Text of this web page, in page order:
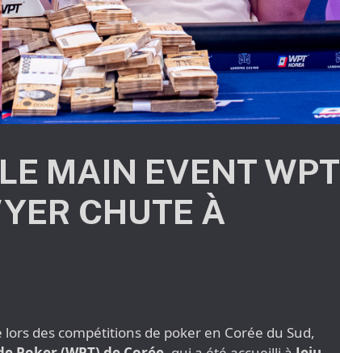
MAIN EVENT WPT
CHUTE À
des compétitions de poker en Corée du Sud,